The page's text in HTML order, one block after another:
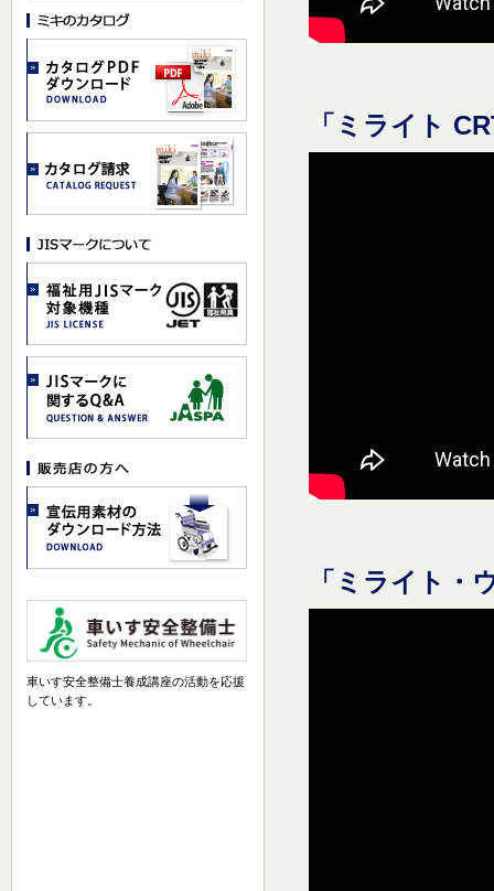
「ミライト
「ミライト・
車いす安全整備士養成講座の活動を応援
しています。